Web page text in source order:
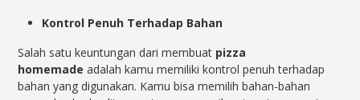
Kontrol Penuh Terhadap Bahan
Salah satu keuntungan dari membuat pizza
homemade adalah kamu memiliki kontrol penuh terhadap
bahan yang digunakan. Kamu bisa memilih bahan-bahan